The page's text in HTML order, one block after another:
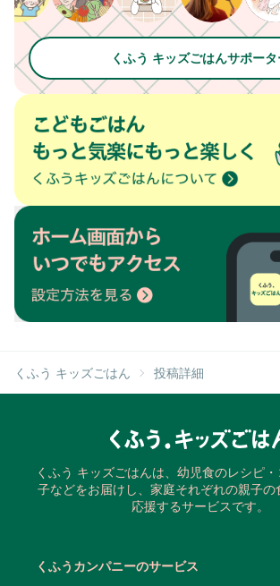
くふう キッズごはんサポータ
くふう キッズごはん 投稿詳細
くふう キッズごはんは、幼児食のレシピ
子などをお届けし、家庭それぞれの親子の
応援するサービスです。
くふうカンパニーのサービス